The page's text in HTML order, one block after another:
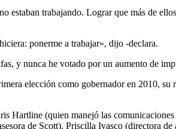
estaban trabajando. Lograr que más de
ponerme a trabajar», dijo -declara.
y nunca he votado por un aumento de
elección como gobernador en 2010, su
Hartline (quien manejó las
de Scott), Priscilla Ivasco (directora